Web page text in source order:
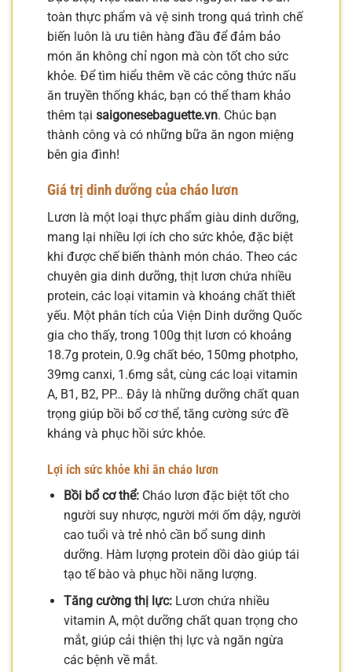
toàn thực phẩm và vệ sinh trong quá trình chế
biến luôn là ưu tiên hàng đầu để đảm bảo
món ăn không chỉ ngon mà còn tốt cho sức
khỏe. Để tìm hiểu thêm về các công thức nấu
ăn truyền thống khác, bạn có thể tham khảo
thêm tại saigonesebaguette.vn. Chúc bạn
thành công và có những bữa ăn ngon miệng
bên gia đình!
Giá trị dinh dưỡng của cháo lươn
Lươn là một loại thực phẩm giàu dinh dưỡng,
mang lại nhiều lợi ích cho sức khỏe, đặc biệt
khi được chế biến thành món cháo. Theo các
chuyên gia dinh dưỡng, thịt lươn chứa nhiều
protein, các loại vitamin và khoáng chất thiết
yếu. Một phân tích của Viện Dinh dưỡng Quốc
gia cho thấy, trong 100g thịt lươn có khoảng
18.7g protein, 0.9g chất béo, 150mg photpho,
39mg canxi, 1.6mg sắt, cùng các loại vitamin
A, B1, B2, PP… Đây là những dưỡng chất quan
trọng giúp bồi bổ cơ thể, tăng cường sức đề
kháng và phục hồi sức khỏe.
Lợi ích sức khỏe khi ăn cháo lươn
Bồi bổ cơ thể:Cháo lươn đặc biệt tốt cho
người suy nhược, người mới ốm dậy, người
cao tuổi và trẻ nhỏ cần bổ sung dinh
dưỡng. Hàm lượng protein dồi dào giúp tái
tạo tế bào và phục hồi năng lượng.
Tăng cường thị lực:Lươn chứa nhiều
vitamin A, một dưỡng chất quan trọng cho
mắt, giúp cải thiện thị lực và ngăn ngừa
các bệnh về mắt.